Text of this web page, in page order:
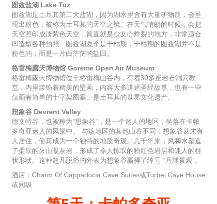
图兹盐湖 Lake Tuz
图兹湖是土耳其第二大盐湖，因为湖水里含有大量矿物质，会呈
现出粉色，被称为土耳其的天空之镜。在天气晴朗的时候，会把
天空照印成淡紫色天空，简直就是少女心炸裂的地方，非常适合
凹造型各种拍照。图兹湖夏季是干枯期，干枯期的图兹湖并不是
粉色的，而是一片白茫茫的盐田。
格雷梅露天博物馆 Goreme Open Air Museum
格雷梅露天博物馆位于格雷梅山谷内，有着30多座岩石洞穴教
堂，内里装饰着精美的壁画，内容大多讲述圣经故事，也有一些
仅画有简单的十字架图案。是土耳其的世界文化遗产。
想象谷 Devrent Valley
德文特谷，也被称为“想象谷”，是一个迷人的地区，坐落在卡帕
多奇亚迷人的风景中。 与该地区的其他山谷不同，想象谷从未有
人居住，使其成为一个独特的地质奇观。几千年来，风和水塑造
了柔软的火山凝灰岩，形成了令人惊叹的粉红色岩层和迷人的柱
状形状。这种超凡脱俗的外表为想象谷赢得了绰号 “月球景观”。
酒店：Charm Of Cappadocia Cave Suites或Turbel Cave House
或同级